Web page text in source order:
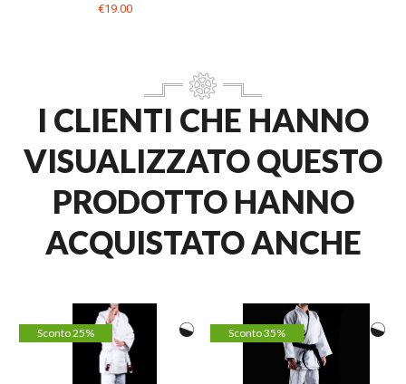
€19.00
I CLIENTI CHE HANNO
VISUALIZZATO QUESTO
PRODOTTO HANNO
ACQUISTATO ANCHE
Sconto 25% Sconto 35%